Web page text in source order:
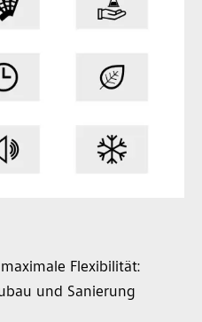
Flexibilität:
und Sanierung